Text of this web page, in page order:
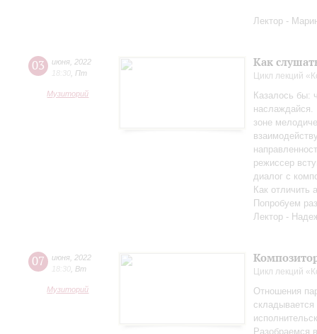
Лектор -
03 июня 2022
18:30 Пт
Музиторий
Как
Цикл лекций
Казалось бы:
наслаждайся.
зоне
режиссер
диалог с
Как отличить
Попробуем
Лектор -
07 июня 2022
18:30 Вт
Музиторий
Цикл лекций
Отношения
Разобраемся